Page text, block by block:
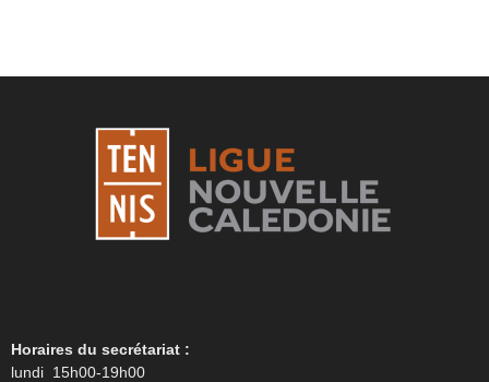
Horaires du secrétariat :
lundi 15h00-19h00